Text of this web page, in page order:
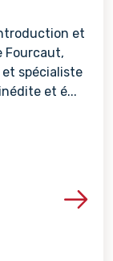
et
Fourcaut,
spécialiste
et é...
détails de la